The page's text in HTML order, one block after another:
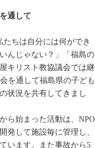
通して
ちは自分には何ができ
んじゃない？」「福島の
キリスト教協議会では継
を通して福島県の子ども
状況を共有してきまし
ら始まった活動は、NPO
発して施設毎に管理し、
います。また事故から5